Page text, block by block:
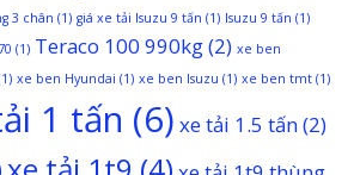
3 chân (1) giá xe tải Isuzu 9 tấn (1) Isuzu 9 tấn (1)
(1) Teraco 100 990kg(2) xe ben
xe ben Hyundai (1) xe ben Isuzu (1) xe ben tmt (1)
1 tấn (6) xe tải 1.5 tấn(2)